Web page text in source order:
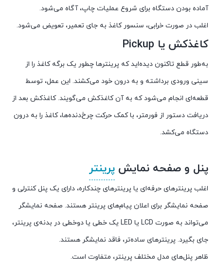
آماده بودن دستگاه برای شروع عملیات چاپ، آگاه می‌شود.
اغلب در صورت خرابی، سنسور کاغذ به جای تعمیر، تعویض می‌شود.
کاغذکش یا Pickup
به‌طور قطع تاکنون دیده‌اید که پرینترها چطور یک برگه کاغذ را از
سینی ورودی برداشته و به درون خود می‌کشند. این عمل، توسط
قطعه‌ای انجام می‌شود که به آن کاغذکش می‌گویند. کاغذکش بعد از
دریافت دستور از فورمتر، با کمک حرکت چرخ‌دنده‌ها، کاغذ را به درون
دستگاه می‌کشد.
پنل و صفحه نمایش پرینتر
اغلب پرینترهای حرفه‌ای یا پرینترهای چندکاره، دارای یک پنل کنترلی و
صفحه نمایشگر برای اعلان پیام‌های پرینتر هستند. صفحه نمایشگر
می‌تواند به صورت LCD یا LED یک خطی یا دوخطی در بدنه‌ی پرینتر،
جای بگیرد. پرینترهای ساده‌تر، فاقد نمایشگر هستند.
ظاهر پنل‌های مدل مختلف پرینتر، متفاوت است.